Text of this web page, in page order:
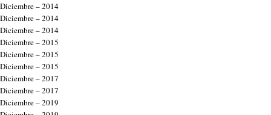
Diciembre – 2014
Diciembre – 2014
Diciembre – 2014
Diciembre – 2015
Diciembre – 2015
Diciembre – 2015
Diciembre – 2017
Diciembre – 2017
Diciembre – 2019